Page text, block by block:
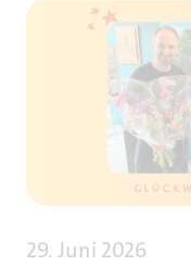
29. Juni 2026